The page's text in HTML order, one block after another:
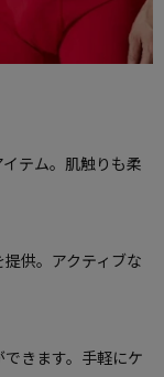
テム。肌触りも柔
供。アクティブな
きます。手軽にケ